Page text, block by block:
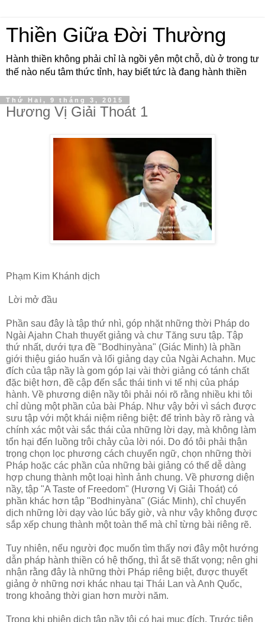
Thiền Giữa Đời Thường
Hành thiền không phải chỉ là ngồi yên một chỗ, dù ở trong tư
thế nào nếu tâm thức tỉnh, hay biết tức là đang hành thiền
Thứ Hai, 9 tháng 3, 2015
Hương Vị Giải Thoát 1
Phạm Kim Khánh dịch
Lời mở đầu
Phần sau đây là tập thứ nhì, góp nhặt những thời Pháp do
Ngài Ajahn Chah thuyết giảng và chư Tăng sưu tập. Tập
thứ nhất, dưới tựa đề "Bodhinyàna" (Giác Minh) là phần
giới thiệu giáo huấn và lối giảng dạy của Ngài Achahn. Mục
đích của tập nầy là gom góp lại vài thời giảng có tánh chất
đặc biệt hơn, đề cập đến sắc thái tinh vi tế nhị của pháp
hành. Về phương diện nầy tôi phải nói rõ rằng nhiều khi tôi
chỉ dùng một phần của bài Pháp. Như vậy bởi vì sách được
sưu tập với một khái niệm riêng biệt: để trình bày rõ ràng và
chính xác một vài sắc thái của những lời dạy, mà không làm
tổn hại đến luồng trôi chảy của lời nói. Do đó tôi phải thận
trọng chọn lọc phương cách chuyển ngữ, chọn những thời
Pháp hoặc các phần của những bài giảng có thể dễ dàng
hợp chung thành một loại hình ảnh chung. Về phương diện
nầy, tập "A Taste of Freedom" (Hương Vị Giải Thoát) có
phần khác hơn tập "Bodhinyàna" (Giác Minh), chỉ chuyển
dịch những lời dạy vào lúc bấy giờ, và như vậy không được
sắp xếp chung thành một toàn thể mà chỉ từng bài riêng rẽ.
Tuy nhiên, nếu người đọc muốn tìm thấy nơi đây một hướng
dẫn pháp hành thiền có hệ thống, thì ắt sẽ thất vọng; nên ghi
nhận rằng đây là những thời Pháp riêng biệt, được thuyết
giảng ở những nơi khác nhau tại Thái Lan và Anh Quốc,
trong khoảng thời gian hơn mười năm.
Trong khi phiên dịch tập nầy tôi có hai mục đích. Trước tiên